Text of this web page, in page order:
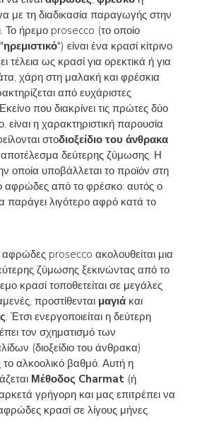
με τη διαδικασία παραγωγής στην
Το ήρεμο prosecco (το οποίο
ηρεμιστικό") είναι ένα κρασί κίτρινο
τέλεια ως κρασί για ορεκτικά ή για
χάρη στη μαλακή και φρέσκια
από ευχάριστες
που διακρίνει τις πρώτες δύο
είναι η χαρακτηριστική παρουσία
στοδιοξείδιο του άνθρακα
δεύτερης ζύμωσης. Η
οποία υποβάλλεται το προϊόν στη
αφρώδες από το φρέσκο: αυτός ο
παράγει λιγότερο αφρό κατά το
prosecco ακολουθείται μια
ζύμωσης ξεκινώντας από το
κρασί τοποθετείται σε μεγάλες
προστίθενται μαγιάκαι
. Έτσι ενεργοποιείται η δεύτερη
τον σχηματισμό των
(διοξείδιο του άνθρακα)
αλκοολικό βαθμό. Αυτή η
Μέθοδος Charmat(ή
αρκετά γρήγορη και μας επιτρέπει να
κρασί σε λίγους μήνες.